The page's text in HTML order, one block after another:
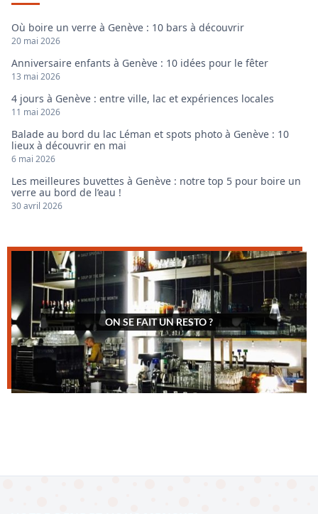
Où boire un verre à Genève : 10 bars à découvrir
20 mai 2026
Anniversaire enfants à Genève : 10 idées pour le fêter
13 mai 2026
4 jours à Genève : entre ville, lac et expériences locales
11 mai 2026
Balade au bord du lac Léman et spots photo à Genève : 10
lieux à découvrir en mai
6 mai 2026
Les meilleures buvettes à Genève : notre top 5 pour boire un
verre au bord de l’eau !
30 avril 2026
ON SE FAIT UN RESTO ?